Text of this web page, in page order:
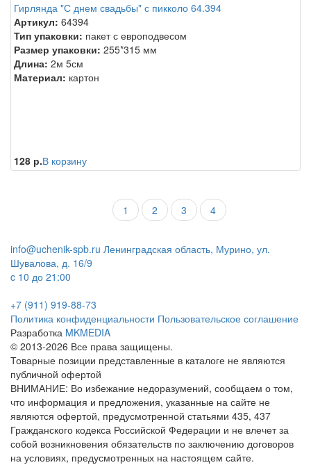
Гирлянда "С днем свадьбы" с пикколо 64.394
Артикул: 64394
Тип упаковки: пакет с европодвесом
Размер упаковки: 255*315 мм
Длина: 2м 5см
Материал: картон
128 р.В корзину
1 2 3 4
info@uchenik-spb.ru Ленинградская область, Мурино, ул.
Шувалова, д. 16/9
c 10 до 21:00
+7 (911) 919-88-73
Политика конфиденциальности Пользовательское соглашение
Разработка MKMEDIA
© 2013-2026 Все права защищены.
Товарные позиции представленные в каталоге не являются
публичной офертой
ВНИМАНИЕ: Во избежание недоразумений, сообщаем о том,
что информация и предложения, указанные на сайте не
являются офертой, предусмотренной статьями 435, 437
Гражданского кодекса Российской Федерации и не влечет за
собой возникновения обязательств по заключению договоров
на условиях, предусмотренных на настоящем сайте.